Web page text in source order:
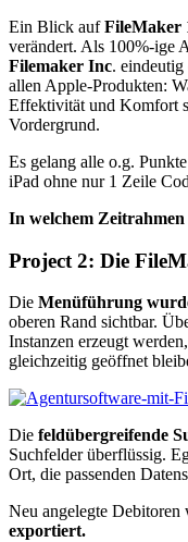
Ein Blick aufFileMaker
verändert. Als 100%-ige
Filemaker Inc.
allen Apple-Produkten:
Effektivität und Komfort
Vordergrund.
Es gelang alle o.g.
iPad ohne nur 1 Zeile
In welchem Zeitrahmen
Project 2: Die
Die Menüführung
oberen Rand sichtbar.
Instanzen erzeugt
gleichzeitig geöffnet
Die feldübergreifende
Suchfelder überflüssig.
Ort, die passenden
Neu angelegte Debitoren
exportiert.